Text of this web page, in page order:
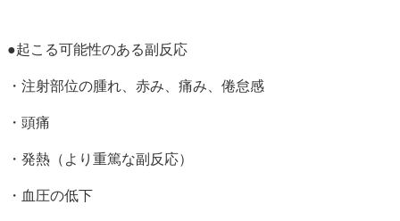
●起こる可能性のある副反応
・注射部位の腫れ、赤み、痛み、倦怠感
・頭痛
・発熱（より重篤な副反応）
・血圧の低下